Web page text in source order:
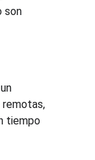
son
remotas,
tiempo